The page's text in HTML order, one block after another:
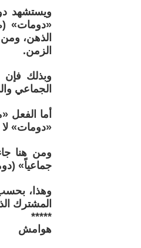
ويستشهد
الذهن،
الزمن.
وبذلك فإن
الجماعي
«دومات»
ومن هنا
جماعياً»
وهذا، بحسب
المشترك
*****
هوامش